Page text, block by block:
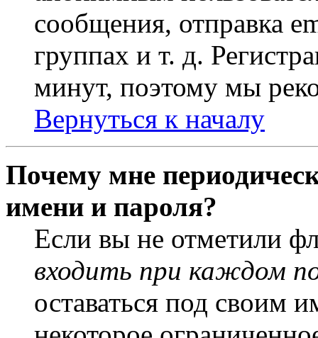
сообщения, отправка
группах и т. д.
минут, поэтому мы
Вернуться к началу
Почему мне
имени и пароля?
Если вы не отметили
входить при каждом
оставаться под своим